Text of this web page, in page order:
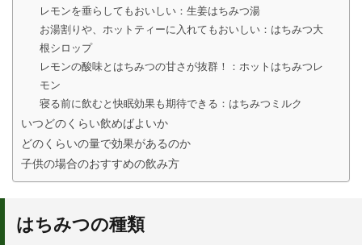
レモンを垂らしてもおいしい：生姜はちみつ湯
お湯割りや、ホットティーに入れてもおいしい：はちみつ大
根シロップ
レモンの酸味とはちみつの甘さが抜群！：ホットはちみつレ
モン
寝る前に飲むと快眠効果も期待できる：はちみつミルク
いつどのくらい飲めばよいか
どのくらいの量で効果があるのか
子供の場合のおすすめの飲み方
はちみつの種類